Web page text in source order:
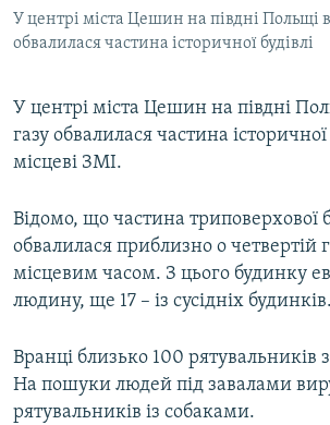
КРИМ РЕАЛІЇ
РУС
КТАТ
У центрі міста Цешин на півдні Польщі
обвалилася частина історичної будівлі
У центрі міста Цешин на півдні
газу обвалилася частина
місцеві ЗМІ.
Відомо, що частина триповерхової
обвалилася приблизно о четвертій
місцевим часом. З цього будинку
людину, ще 17 – із сусідніх будинків.
Вранці близько 100 рятувальників
На пошуки людей під завалами
рятувальників із собаками.